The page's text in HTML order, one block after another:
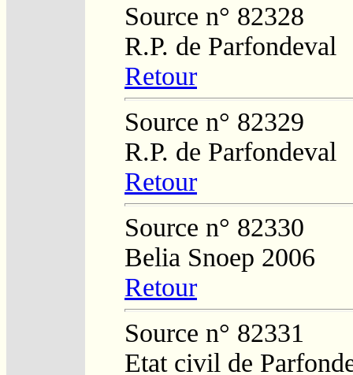
Source n° 82328
R.P. de Parfondeval
Retour
Source n° 82329
R.P. de Parfondeval
Retour
Source n° 82330
Belia Snoep 2006
Retour
Source n° 82331
Etat civil de